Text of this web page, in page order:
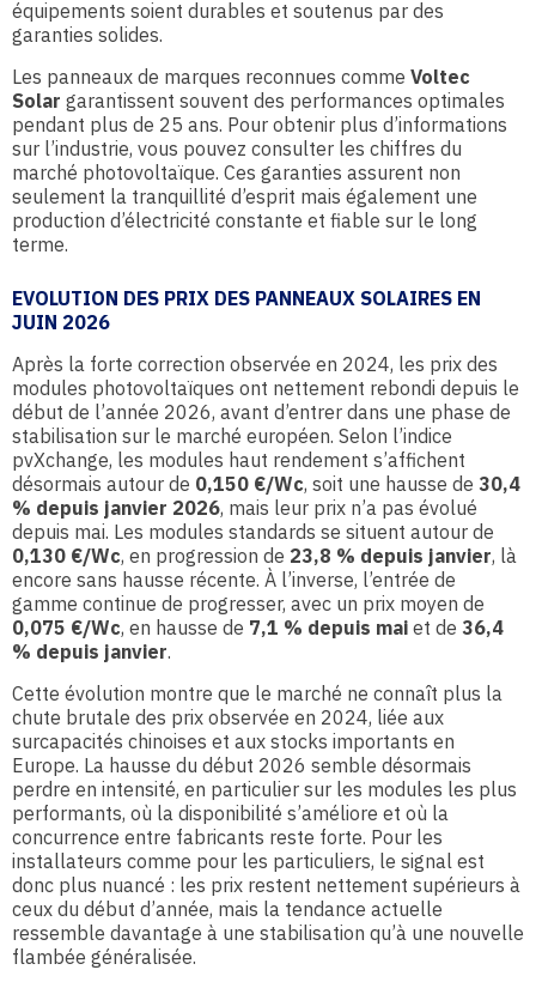
équipements soient durables et soutenus par des
garanties solides.
Les panneaux de marques reconnues comme Voltec
Solar garantissent souvent des performances optimales
pendant plus de 25 ans. Pour obtenir plus d’informations
sur l’industrie, vous pouvez consulter les chiffres du
marché photovoltaïque. Ces garanties assurent non
seulement la tranquillité d’esprit mais également une
production d’électricité constante et fiable sur le long
terme.
EVOLUTION DES PRIX DES PANNEAUX SOLAIRES EN
JUIN 2026
Après la forte correction observée en 2024, les prix des
modules photovoltaïques ont nettement rebondi depuis le
début de l’année 2026, avant d’entrer dans une phase de
stabilisation sur le marché européen. Selon l’indice
pvXchange, les modules haut rendement s’affichent
désormais autour de 0,150 €/Wc, soit une hausse de 30,4
% depuis janvier 2026, mais leur prix n’a pas évolué
depuis mai. Les modules standards se situent autour de
0,130 €/Wc, en progression de 23,8 % depuis janvier, là
encore sans hausse récente. À l’inverse, l’entrée de
gamme continue de progresser, avec un prix moyen de
0,075 €/Wc, en hausse de 7,1 % depuis mai et de 36,4
% depuis janvier.
Cette évolution montre que le marché ne connaît plus la
chute brutale des prix observée en 2024, liée aux
surcapacités chinoises et aux stocks importants en
Europe. La hausse du début 2026 semble désormais
perdre en intensité, en particulier sur les modules les plus
performants, où la disponibilité s’améliore et où la
concurrence entre fabricants reste forte. Pour les
installateurs comme pour les particuliers, le signal est
donc plus nuancé : les prix restent nettement supérieurs à
ceux du début d’année, mais la tendance actuelle
ressemble davantage à une stabilisation qu’à une nouvelle
flambée généralisée.